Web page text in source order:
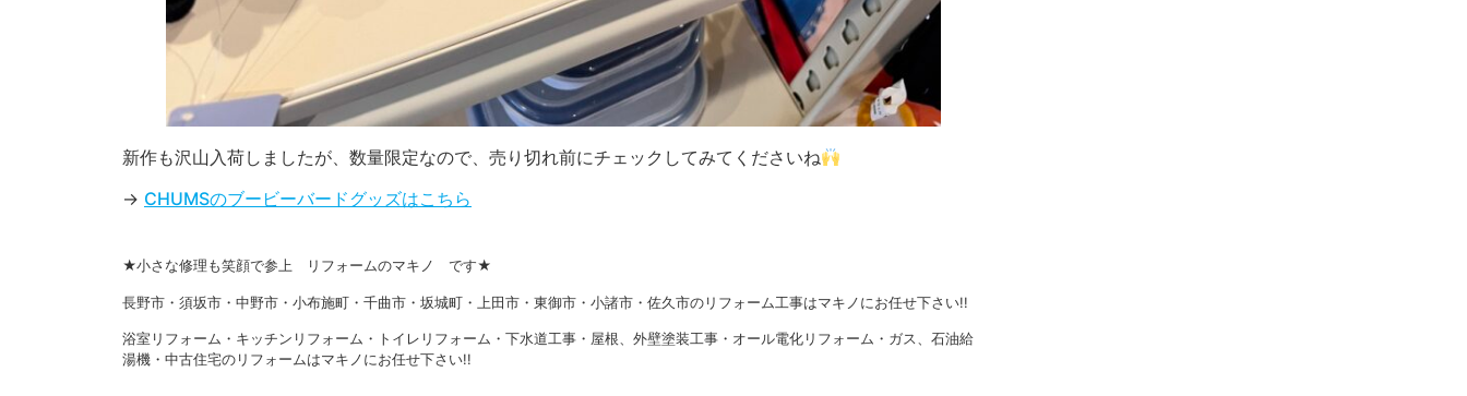
新作も沢山入荷しましたが、数量限定なので、売り切れ前にチェックしてみてくださいね
→ CHUMSのブービーバードグッズはこちら
★小さな修理も笑顔で参上 リフォームのマキノ です★
長野市・須坂市・中野市・小布施町・千曲市・坂城町・上田市・東御市・小諸市・佐久市のリフォーム工事はマキノにお任せ下さい!!
浴室リフォーム・キッチンリフォーム・トイレリフォーム・下水道工事・屋根、外壁塗装工事・オール電化リフォーム・ガス、石油給
湯機・中古住宅のリフォームはマキノにお任せ下さい!!